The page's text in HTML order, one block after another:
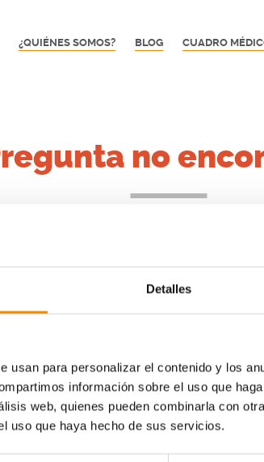
Detalles
usan para personalizar el contenido y los
información sobre el uso que
web, quienes pueden combinarla con
uso que haya hecho de sus servicios.
¿QUIÉNES SOMOS? BLOG CUADRO
no
VER TODAS LAS PREGUNTAS